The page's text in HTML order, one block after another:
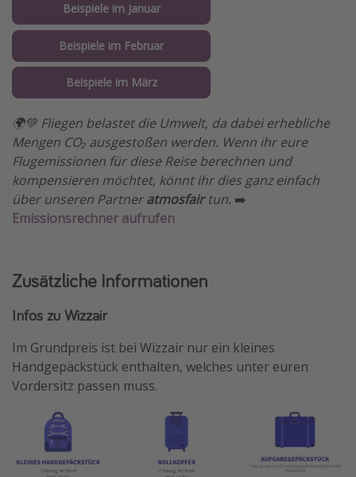
Beispiele im Januar
Beispiele im Februar
Beispiele im März
🌍💚 Fliegen belastet die Umwelt, da dabei erhebliche
Mengen CO₂ ausgestoßen werden. Wenn ihr eure
Flugemissionen für diese Reise berechnen und
kompensieren möchtet, könnt ihr dies ganz einfach
über unseren Partneratmosfairtun. ➡️
Emissionsrechner aufrufen
Zusätzliche Informationen
Infos zu Wizzair
Im Grundpreis ist bei Wizzair nur ein kleines
Handgepäckstück enthalten, welches unter euren
Vordersitz passen muss.